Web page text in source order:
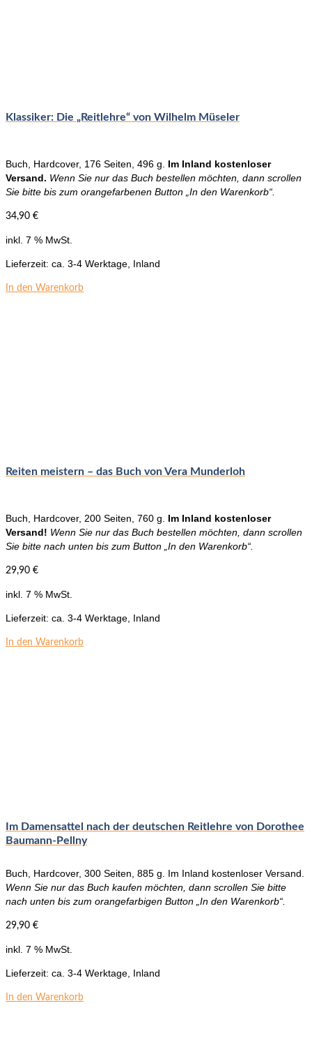
Klassiker: Die „Reitlehre“ von Wilhelm Müseler
Buch, Hardcover, 176 Seiten, 496 g. Im Inland kostenloser
Versand. Wenn Sie nur das Buch bestellen möchten, dann scrollen
Sie bitte bis zum orangefarbenen Button „In den Warenkorb“.
34,90 €
inkl. 7 % MwSt.
Lieferzeit: ca. 3-4 Werktage, Inland
In den Warenkorb
Reiten meistern – das Buch von Vera Munderloh
Buch, Hardcover, 200 Seiten, 760 g. Im Inland kostenloser
Versand! Wenn Sie nur das Buch bestellen möchten, dann scrollen
Sie bitte nach unten bis zum Button „In den Warenkorb“.
29,90 €
inkl. 7 % MwSt.
Lieferzeit: ca. 3-4 Werktage, Inland
In den Warenkorb
Im Damensattel nach der deutschen Reitlehre von Dorothee
Baumann-Pellny
Buch, Hardcover, 300 Seiten, 885 g. Im Inland kostenloser Versand.
Wenn Sie nur das Buch kaufen möchten, dann scrollen Sie bitte
nach unten bis zum orangefarbigen Button „In den Warenkorb“.
29,90 €
inkl. 7 % MwSt.
Lieferzeit: ca. 3-4 Werktage, Inland
In den Warenkorb